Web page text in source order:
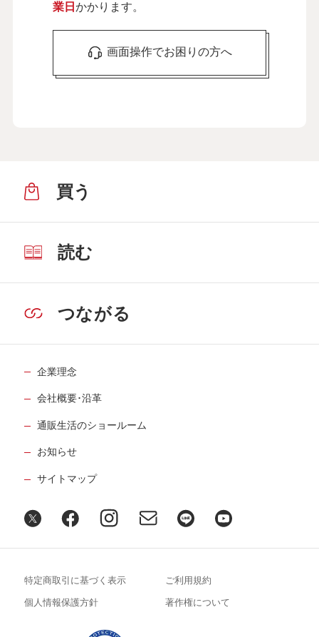
業日 かかります。
画面操作でお困りの方へ
買う
読む
つながる
企業理念
会社概要･沿革
通販生活のショールーム
お知らせ
サイトマップ
特定商取引に基づく表示 ご利用規約
個人情報保護方針 著作権について